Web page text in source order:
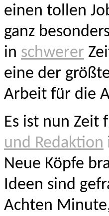
einen tollen
ganz
in schwerer
eine der
Arbeit für die
Es ist nun Zeit
und Redaktion
Neue Köpfe
Ideen sind
Achten